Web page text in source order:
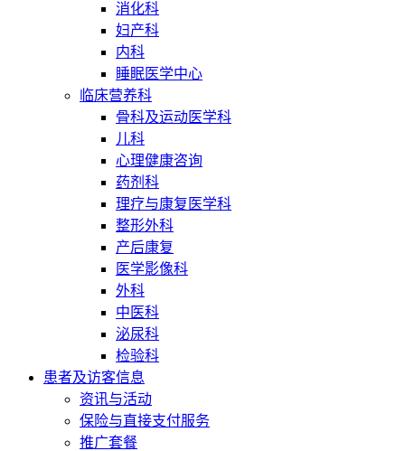
消化科
妇产科
内科
睡眠医学中心
临床营养科
骨科及运动医学科
儿科
心理健康咨询
药剂科
理疗与康复医学科
整形外科
产后康复
医学影像科
外科
中医科
泌尿科
检验科
患者及访客信息
资讯与活动
保险与直接支付服务
推广套餐